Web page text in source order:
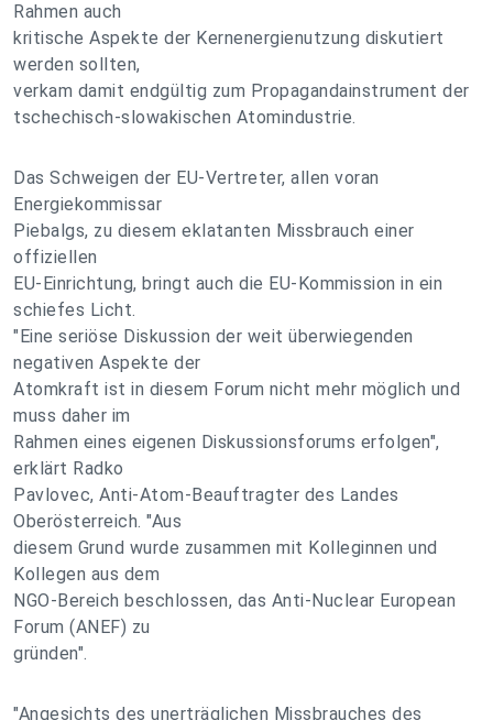
Rahmen auch
kritische Aspekte der Kernenergienutzung diskutiert
werden sollten,
verkam damit endgültig zum Propagandainstrument der
tschechisch-slowakischen Atomindustrie.
Das Schweigen der EU-Vertreter, allen voran
Energiekommissar
Piebalgs, zu diesem eklatanten Missbrauch einer
offiziellen
EU-Einrichtung, bringt auch die EU-Kommission in ein
schiefes Licht.
"Eine seriöse Diskussion der weit überwiegenden
negativen Aspekte der
Atomkraft ist in diesem Forum nicht mehr möglich und
muss daher im
Rahmen eines eigenen Diskussionsforums erfolgen",
erklärt Radko
Pavlovec, Anti-Atom-Beauftragter des Landes
Oberösterreich. "Aus
diesem Grund wurde zusammen mit Kolleginnen und
Kollegen aus dem
NGO-Bereich beschlossen, das Anti-Nuclear European
Forum (ANEF) zu
gründen".
"Angesichts des unerträglichen Missbrauches des